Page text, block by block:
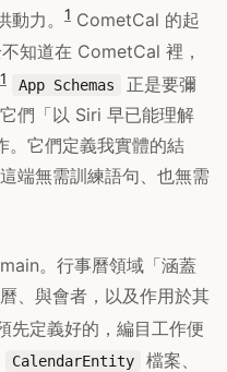
力。
1 CometCal 的起
知道在 CometCal 裡，
1 App Schemas
正是要彌
們「以 Siri 早已能理解
。它們定義我實體的結
端無需訓練語句、也無需
。行事曆領域「涵蓋
、與會者，以及作用於其
先定義好的，編目工作便
CalendarEntity
檔案、